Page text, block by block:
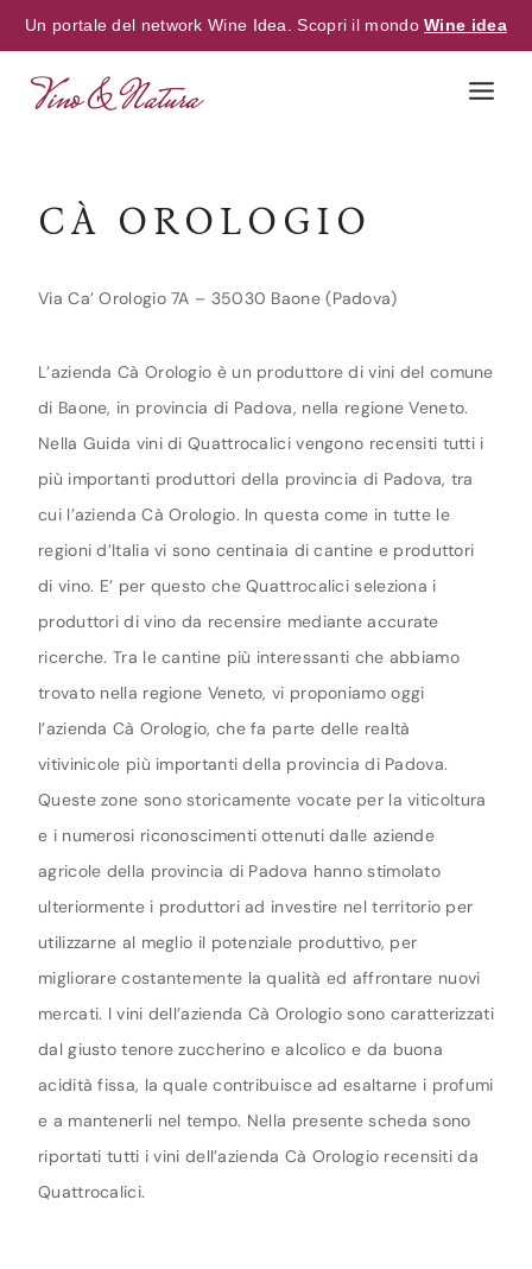
Un portale del network Wine Idea. Scopri il mondoWine idea
CÀ OROLOGIO
Via Ca’ Orologio 7A – 35030 Baone (Padova)
L’azienda Cà Orologio è un produttore di vini del comune
di Baone, in provincia di Padova, nella regione Veneto.
Nella Guida vini di Quattrocalici vengono recensiti tutti i
più importanti produttori della provincia di Padova, tra
cui l’azienda Cà Orologio. In questa come in tutte le
regioni d’Italia vi sono centinaia di cantine e produttori
di vino. E’ per questo che Quattrocalici seleziona i
produttori di vino da recensire mediante accurate
ricerche. Tra le cantine più interessanti che abbiamo
trovato nella regione Veneto, vi proponiamo oggi
l’azienda Cà Orologio, che fa parte delle realtà
vitivinicole più importanti della provincia di Padova.
Queste zone sono storicamente vocate per la viticoltura
e i numerosi riconoscimenti ottenuti dalle aziende
agricole della provincia di Padova hanno stimolato
ulteriormente i produttori ad investire nel territorio per
utilizzarne al meglio il potenziale produttivo, per
migliorare costantemente la qualità ed affrontare nuovi
mercati. I vini dell’azienda Cà Orologio sono caratterizzati
dal giusto tenore zuccherino e alcolico e da buona
acidità fissa, la quale contribuisce ad esaltarne i profumi
e a mantenerli nel tempo. Nella presente scheda sono
riportati tutti i vini dell’azienda Cà Orologio recensiti da
Quattrocalici.